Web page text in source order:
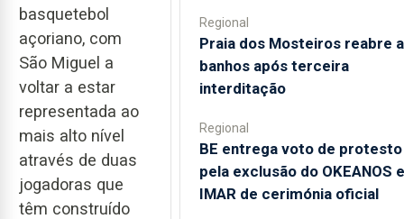
basquetebol
açoriano, com
São Miguel a
voltar a estar
representada ao
mais alto nível
através de duas
jogadoras que
têm construído
Regional
Praia dos Mosteiros reabre a
banhos após terceira
interditação
Regional
BE entrega voto de protesto
pela exclusão do OKEANOS e
IMAR de cerimónia oficial